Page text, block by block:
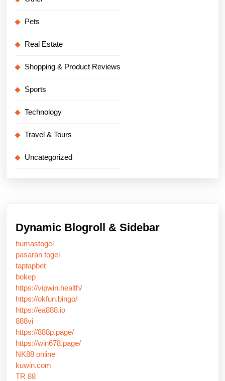
Pets
Real Estate
Shopping & Product Reviews
Sports
Technology
Travel & Tours
Uncategorized
Dynamic Blogroll & Sidebar
humastogel
pasaran togel
taptapbet
bokep
https://vipwin.health/
https://okfun.bingo/
https://ea888.io
888vi
https://888p.page/
https://win678.page/
NK88 online
kuwin.com
TR 88